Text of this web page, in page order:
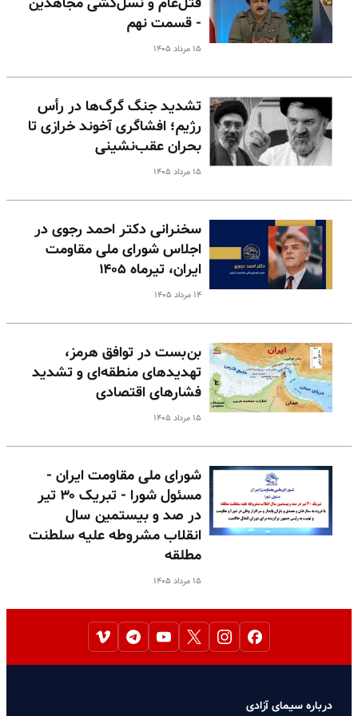
- قسمت نهم
۱۵ مرداد ۱۴۰۵
تشدید جنگ گرگ‌ها در رأس
رژیم؛ افشاگری آخوند خرازی تا
بحران عقب‌نشینی
۱۵ مرداد ۱۴۰۵
سخنرانی دکتر احمد رجوی در
اجلاس شورای ملی مقاومت
ایران، تیرماه ۱۴۰۵
۱۴ مرداد ۱۴۰۵
بن‌بست در توافق هرمز،
تهدیدهای منطقه‌ای و تشدید
فشارهای اقتصادی
۱۵ مرداد ۱۴۰۵
شورای ملی مقاومت ایران -
مسئول شورا - تبریک ۳۰ تیر
در صد و بیستمین سال
انقلاب مشروطه علیه سلطنت
مطلقه
۱۵ مرداد ۱۴۰۵
درباره سیمای آزادی